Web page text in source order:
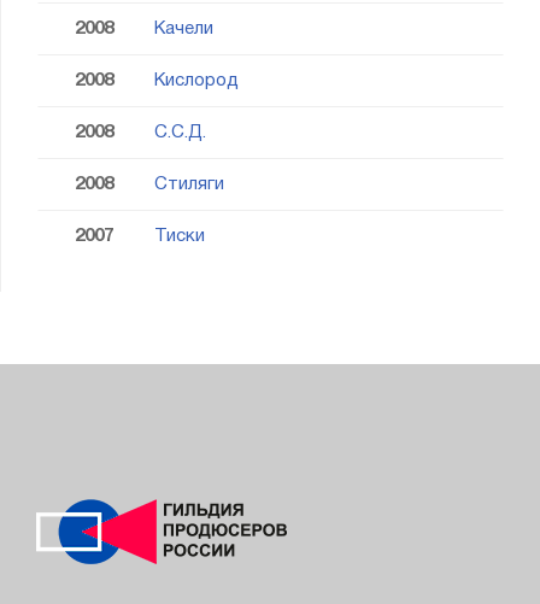
2008 Качели
2008 Кислород
2008 С.С.Д.
2008 Стиляги
2007 Тиски